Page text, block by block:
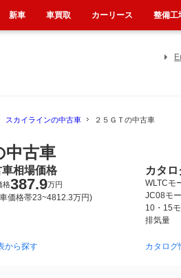
スカイラインの中古車 ２５ＧＴの中古車
中古車
11月~2015年12月（182） 2001年6月
車相場価格
格387.9万円
価格帯23~4812.3万円)
から探す
カタ
WLTCモ
JC08モ
10・15
排気量
カタログ
新車 車買取 カーリース 整備工